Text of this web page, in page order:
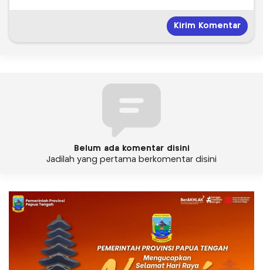
Belum ada komentar disini
Jadilah yang pertama berkomentar disini